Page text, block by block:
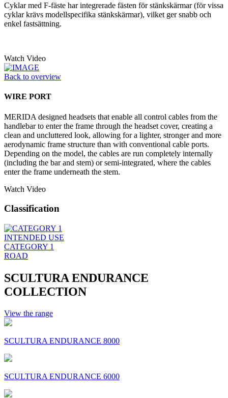
Cyklar med F-fäste har integrerade fästen för stänkskärmar (för vissa
cyklar krävs modellspecifika stänkskärmar), vilket ger snabb och
enkel fastsättning.
Watch Video
Back to overview
WIRE PORT
MERIDA designed headsets that enable all control cables from the
handlebar to enter the frame through the headset cover, creating a
clean and uncluttered look, allowing for a lighter, stronger and more
aerodynamic frame structure than with conventional cable ports.
Depending on the model, the cables are run completely internally
(including the bar and stem) or semi-integrated, where the cables
enter the frame underneath the stem.
Watch Video
Classification
INTENDED USE
CATEGORY 1
ROAD
SCULTURA ENDURANCE
COLLECTION
View the range
SCULTURA ENDURANCE 8000
SCULTURA ENDURANCE 6000